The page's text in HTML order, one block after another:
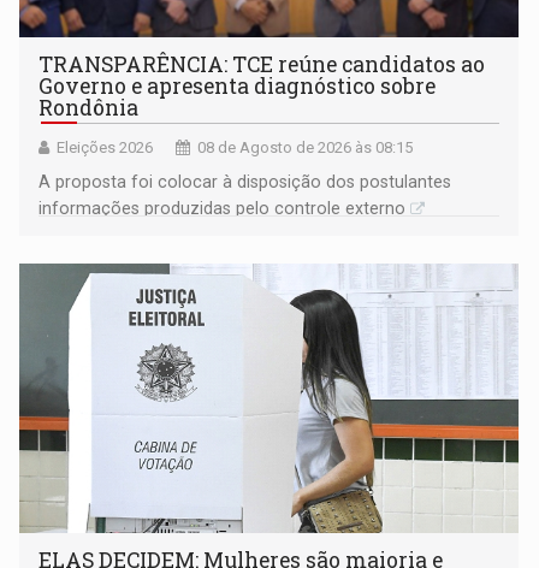
TRANSPARÊNCIA: TCE reúne candidatos ao
Governo e apresenta diagnóstico sobre
Rondônia
Eleições 2026 08 de Agosto de 2026 às 08:15
A proposta foi colocar à disposição dos postulantes
informações produzidas pelo controle externo
ELAS DECIDEM: Mulheres são maioria e